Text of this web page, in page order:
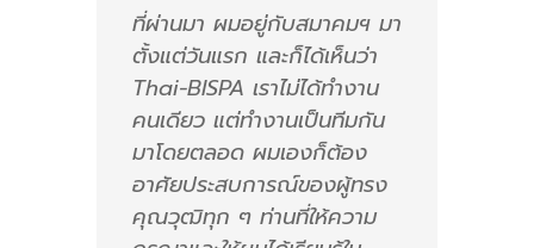
ที่ผ่านมา ผมอยู่กับสมาคมฯ มา
ตั้งแต่วันแรก และก็ได้เห็นว่า
Thai-BISPA เราไม่ได้ทำงาน
คนเดียว แต่ทำงานเป็นทีมกัน
มาโดยตลอด ผมเองก็ต้อง
อาศัยประสบการณ์ของผู้ทรง
คุณวุฒิทุก ๆ ท่านที่ให้ความ